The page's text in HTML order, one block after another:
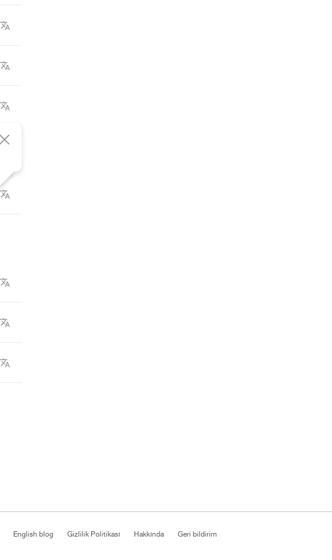
English blog Gizlilik Politikası Hakkında Geri bildirim